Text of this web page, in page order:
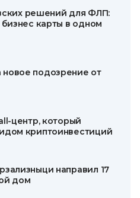
решений для ФЛП:
карты в одном
подозрение от
центр, который
криптоинвестиций
направил 17
дом